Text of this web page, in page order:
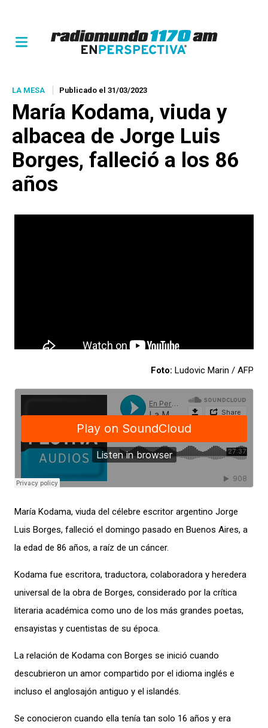
LA MESA Publicado el 31/03/2023
María Kodama, viuda y
albacea de Jorge Luis
Borges, falleció a los 86
años
Foto: Ludovic Marin / AFP
María Kodama, viuda del célebre escritor argentino Jorge
Luis Borges, falleció el domingo pasado en Buenos Aires, a
la edad de 86 años, a raíz de un cáncer.
Kodama fue escritora, traductora, colaboradora y heredera
universal de la obra de Borges, considerado por la crítica
literaria académica como uno de los más grandes poetas,
ensayistas y cuentistas de su época.
La relación de Kodama con Borges se inició cuando
descubrieron un amor compartido por el idioma inglés e
incluso el anglosajón antiguo y el islandés.
Se conocieron cuando ella tenía tan solo 16 años y era